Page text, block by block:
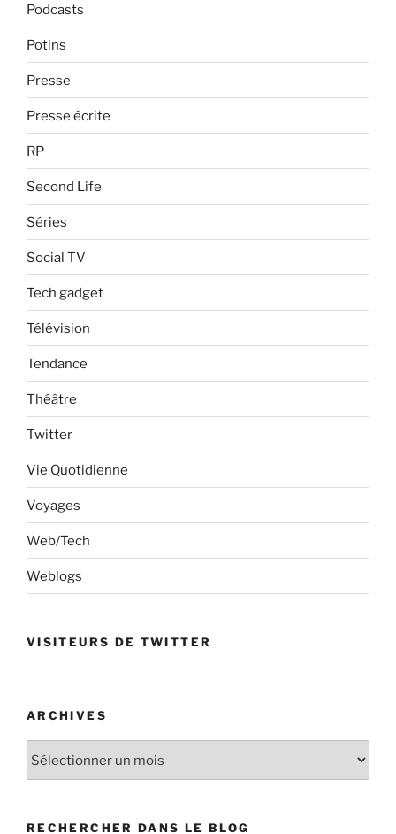
Podcasts
Potins
Presse
Presse écrite
RP
Second Life
Séries
Social TV
Tech gadget
Télévision
Tendance
Théâtre
Twitter
Vie Quotidienne
Voyages
Web/Tech
Weblogs
VISITEURS DE TWITTER
ARCHIVES
RECHERCHER DANS LE BLOG